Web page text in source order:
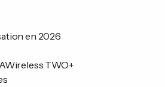
en 2026
TWO+